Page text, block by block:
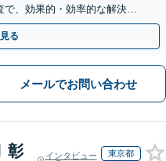
、効果的・効率的な解決を
日・夜間相談可】
る
メールでお問い合わせ
彰
インタビュー
東京都